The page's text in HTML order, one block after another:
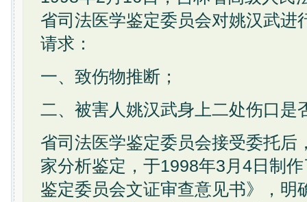
省司法医学鉴定委员会对姚汉武进
请求：
一、致伤物推断；
二、被害人姚汉武身上二处伤口是
省司法医学鉴定委员会接受委托后
家分析鉴定，于1998年3月4日制
鉴定委员会文证审查意见书》，明